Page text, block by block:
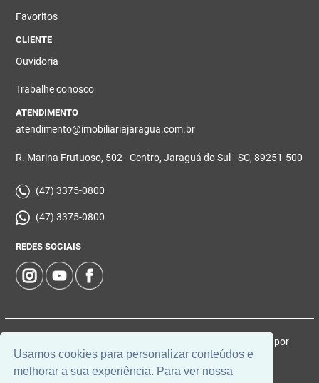
Usamos cookies para personalizar conteúdos e
melhorar a sua experiência. Para ver nossa
Favoritos
CLIENTE
Ouvidoria
Trabalhe conosco
ATENDIMENTO
atendimento@imobiliariajaragua.com.br
R. Marina Frutuoso, 502 - Centro, Jaraguá do Sul - SC, 89251-500
(47) 3375-0800
(47) 3375-0800
REDES SOCIAIS
© 2026 | Imobiliária Jaraguá | CRECI: 5224-J | Desenvolvido por
Universal Software.